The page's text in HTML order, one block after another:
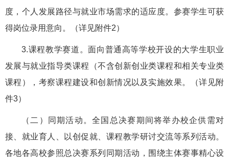
度，个人发展路径与就业市场需求的适应度。参赛学生可获
得岗位录用意向。（详见附件2）
3.课程教学赛道。面向普通高等学校开设的大学生职业
发展与就业指导类课程（不含创新创业类课程和相关专业类
课程），考察课程建设和创新情况以及实施效果。（详见附
件3）
（二）同期活动。全国总决赛期间将举办校企供需对
接、就业育人、以创促就、课程教学研讨交流等系列活动。
各地各高校参照总决赛系列同期活动，围绕主体赛事精心设